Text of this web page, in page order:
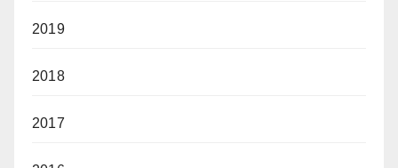
2019
2018
2017